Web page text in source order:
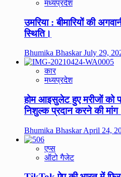
मध्यप्रदेश
उमरिया : बीमारियों की
स्थिति।
Bhumika BhaskarJuly 29,
कार
मध्यप्रदेश
होम आइसुलेट हुए मरीजों को
निशुल्क प्रदान करने की
Bhumika BhaskarApril 24,
एप्स
ऑटो गैजेट